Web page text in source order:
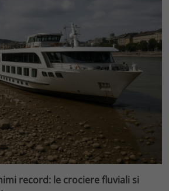
record: le crociere fluviali si